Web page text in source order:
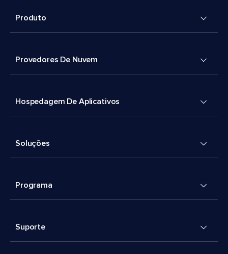
Produto
Provedores De Nuvem
Hospedagem De Aplicativos
Soluções
Programa
Suporte